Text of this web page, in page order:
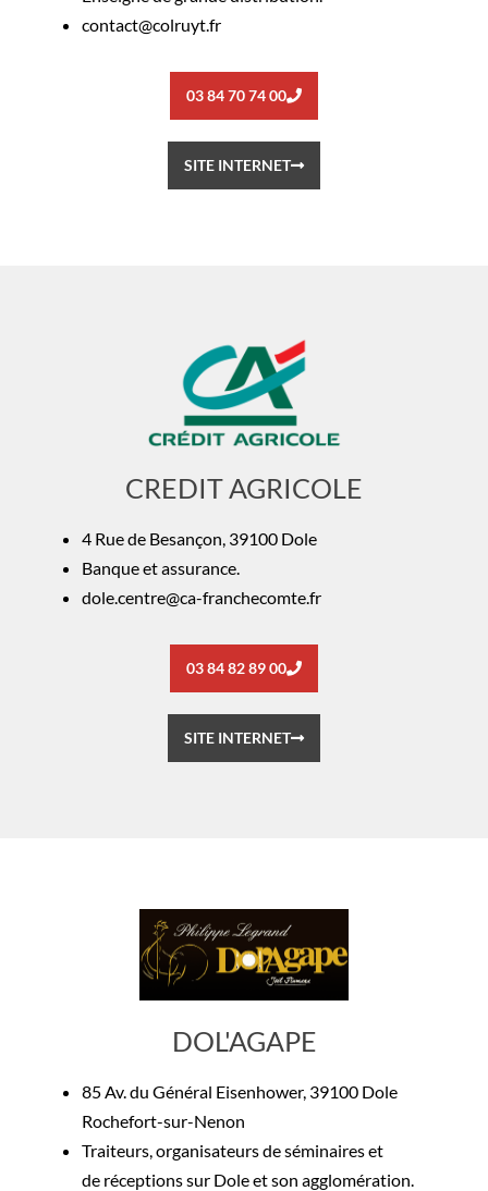
contact@colruyt.fr
03 84 70 74 00
SITE INTERNET
CREDIT AGRICOLE
4 Rue de Besançon, 39100 Dole
Banque et assurance.
dole.centre@ca-franchecomte.fr
03 84 82 89 00
SITE INTERNET
DOL'AGAPE
85 Av. du Général Eisenhower, 39100 Dole
Rochefort-sur-Nenon
Traiteurs,organisateurs de séminaireset
de réceptions sur Doleet son agglomération.